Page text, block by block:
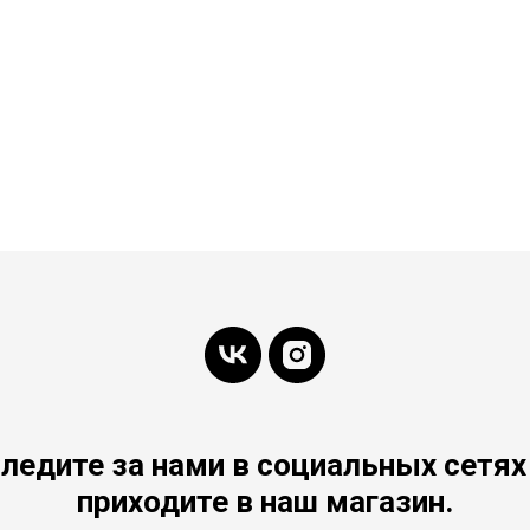
за нами в социальных
приходите в наш магазин.